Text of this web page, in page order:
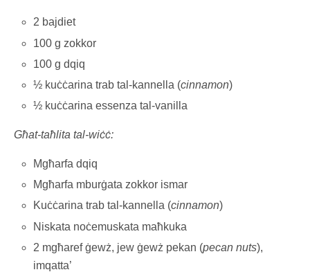
2 bajdiet
100 g zokkor
100 g dqiq
½ kuċċarina trab tal-kannella (cinnamon)
½ kuċċarina essenza tal-vanilla
Għat-taħlita tal-wiċċ:
Mgħarfa dqiq
Mgħarfa mburġata zokkor ismar
Kuċċarina trab tal-kannella (cinnamon)
Niskata noċemuskata maħkuka
2 mgħaref ġewż, jew ġewż pekan (pecan nuts),
imqatta’